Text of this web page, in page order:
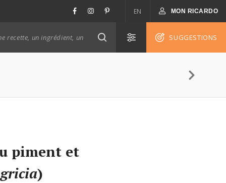
EN MON RICARDO
SUGGESTIONS
piment et
)